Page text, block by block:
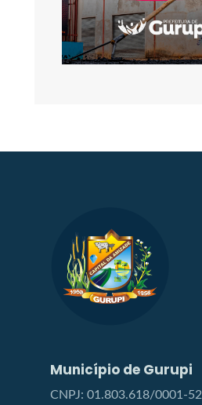
Município de Gurupi
CNPJ: 01.803.618/0001-52